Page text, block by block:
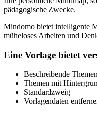
pädagogische Zwecke.
Mindomo bietet intelligente
müheloses Arbeiten und
Eine Vorlage bietet
Beschreibende Themen
Themen mit
Standardzweig
Vorlagendaten